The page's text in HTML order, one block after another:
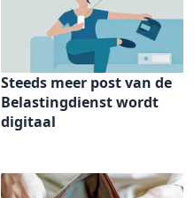
Steeds meer post van de
Belastingdienst wordt
digitaal